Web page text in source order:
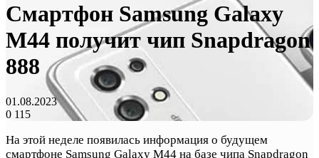
Смартфон Samsung Galaxy
M44 получит чип Snapdragon
888
01.08.2023
0 115
На этой неделе появилась информация о будущем
смартфоне Samsung Galaxy M44 на базе чипа Snapdragon